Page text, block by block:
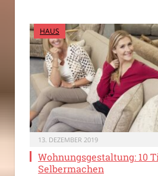
HAUS
13. DEZEMBER 2019
Wohnungsgestaltung: 10
Selbermachen